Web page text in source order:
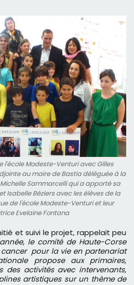
l'école Modeste-Venturi avec Gilles
au maire de Bastia déléguée à la
Sammarcelli qui a apporté sa
Isabelle Béziers avec les élèves de la
de l'école Modeste-Venturi et leur
Evelaine Fontana
le comité de Haute-Corse
pour la vie en partenariat
propose aux primaires,
des activités avec intervenants,
artistiques sur un thème de